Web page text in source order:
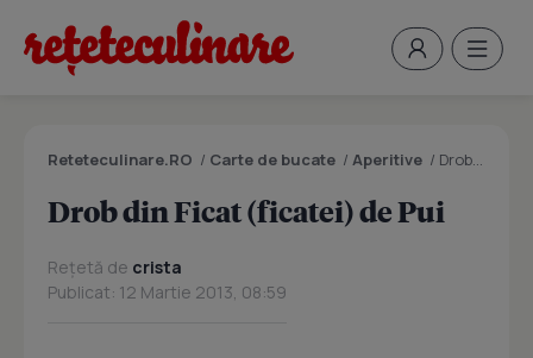
Reteteculinare.RO / Carte de bucate / Aperitive / Drob din Ficat (ficatei) de Pui
Drob din Ficat (ficatei) de Pui
Rețetă de crista
Publicat: 12 Martie 2013, 08:59